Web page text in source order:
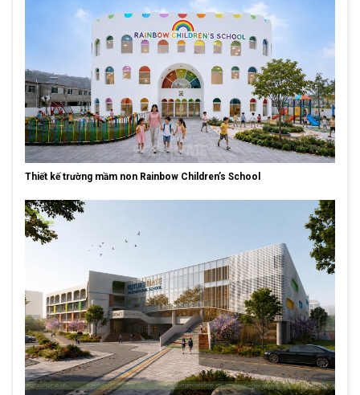
Thiết kế trường mầm non Rainbow Children’s School